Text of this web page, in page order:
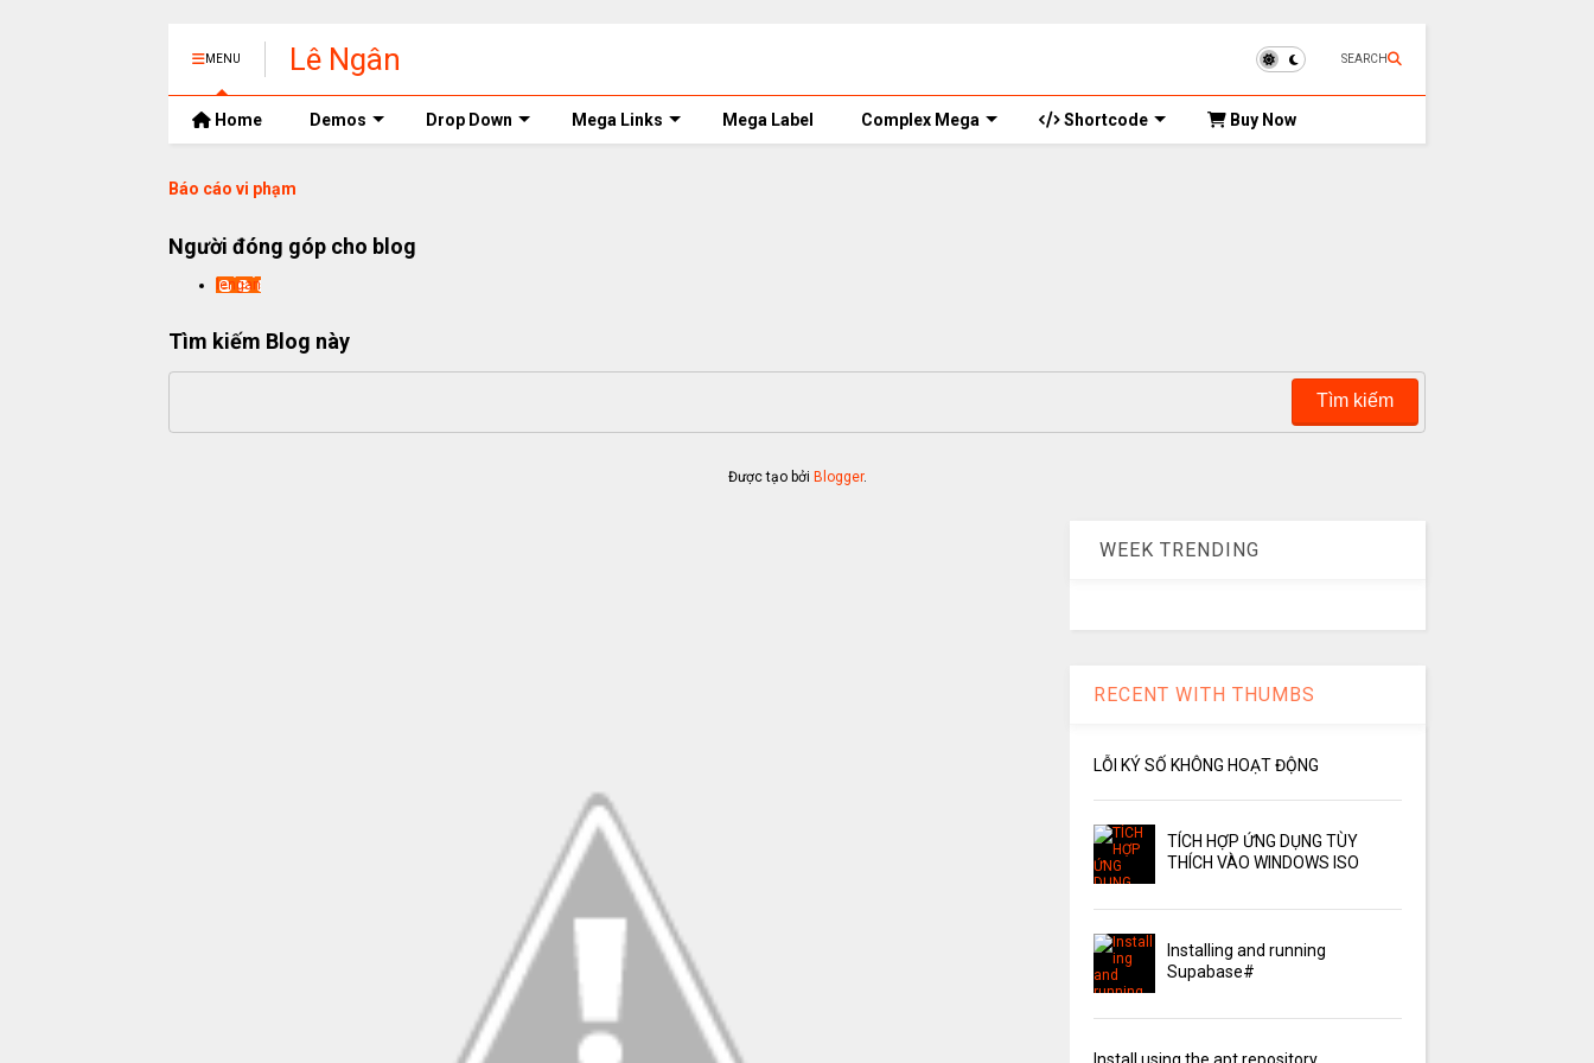
MENU Lê Ngân SEARCH
Home Demos Drop Down Mega Links Mega Label Complex Mega Shortcode Buy Now
Báo cáo vi phạm
Người đóng góp cho blog
lengan
Tìm kiếm Blog này
Được tạo bởi Blogger.
WEEK TRENDING
RECENT WITH THUMBS
LỖI KÝ SỐ KHÔNG HOẠT ĐỘNG
TÍCH HỢP ỨNG DỤNG TÙY
THÍCH VÀO WINDOWS ISO
Installing and running
Supabase#